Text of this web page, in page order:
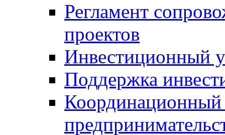
Регламент
проектов
Инвестиционный
Поддержка
Координационный